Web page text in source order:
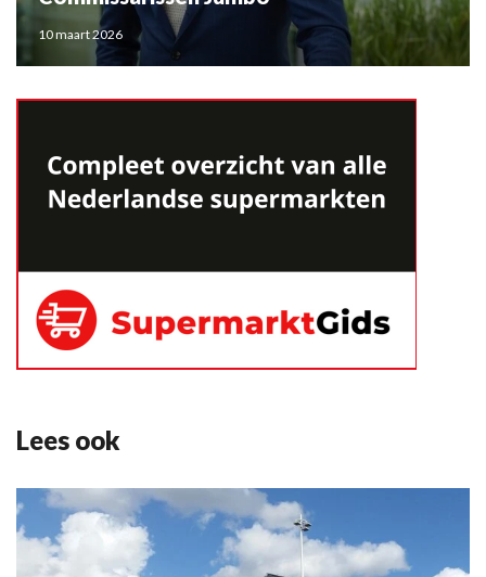
10 maart 2026
Lees ook